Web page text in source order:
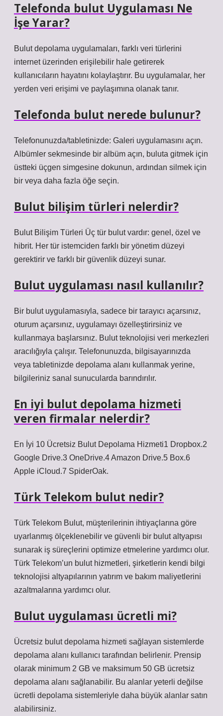
Telefonda bulut Uygulaması Ne
İşe Yarar?
Bulut depolama uygulamaları, farklı veri türlerini
internet üzerinden erişilebilir hale getirerek
kullanıcıların hayatını kolaylaştırır. Bu uygulamalar, her
yerden veri erişimi ve paylaşımına olanak tanır.
Telefonda bulut nerede bulunur?
Telefonunuzda/tabletinizde: Galeri uygulamasını açın.
Albümler sekmesinde bir albüm açın, buluta gitmek için
üstteki üçgen simgesine dokunun, ardından silmek için
bir veya daha fazla öğe seçin.
Bulut bilişim türleri nelerdir?
Bulut Bilişim Türleri Üç tür bulut vardır: genel, özel ve
hibrit. Her tür istemciden farklı bir yönetim düzeyi
gerektirir ve farklı bir güvenlik düzeyi sunar.
Bulut uygulaması nasıl kullanılır?
Bir bulut uygulamasıyla, sadece bir tarayıcı açarsınız,
oturum açarsınız, uygulamayı özelleştirirsiniz ve
kullanmaya başlarsınız. Bulut teknolojisi veri merkezleri
aracılığıyla çalışır. Telefonunuzda, bilgisayarınızda
veya tabletinizde depolama alanı kullanmak yerine,
bilgileriniz sanal sunucularda barındırılır.
En iyi bulut depolama hizmeti
veren firmalar nelerdir?
En İyi 10 Ücretsiz Bulut Depolama Hizmeti1 Dropbox.2
Google Drive.3 OneDrive.4 Amazon Drive.5 Box.6
Apple iCloud.7 SpiderOak.
Türk Telekom bulut nedir?
Türk Telekom Bulut, müşterilerinin ihtiyaçlarına göre
uyarlanmış ölçeklenebilir ve güvenli bir bulut altyapısı
sunarak iş süreçlerini optimize etmelerine yardımcı olur.
Türk Telekom’un bulut hizmetleri, şirketlerin kendi bilgi
teknolojisi altyapılarının yatırım ve bakım maliyetlerini
azaltmalarına yardımcı olur.
Bulut uygulaması ücretli mi?
Ücretsiz bulut depolama hizmeti sağlayan sistemlerde
depolama alanı kullanıcı tarafından belirlenir. Prensip
olarak minimum 2 GB ve maksimum 50 GB ücretsiz
depolama alanı sağlanabilir. Bu alanlar yeterli değilse
ücretli depolama sistemleriyle daha büyük alanlar satın
alabilirsiniz.